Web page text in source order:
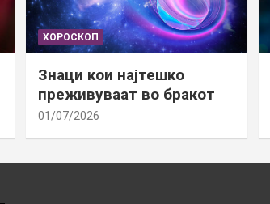
ХОРОСКОП
Знаци кои најтешко
преживуваат во бракот
01/07/2026